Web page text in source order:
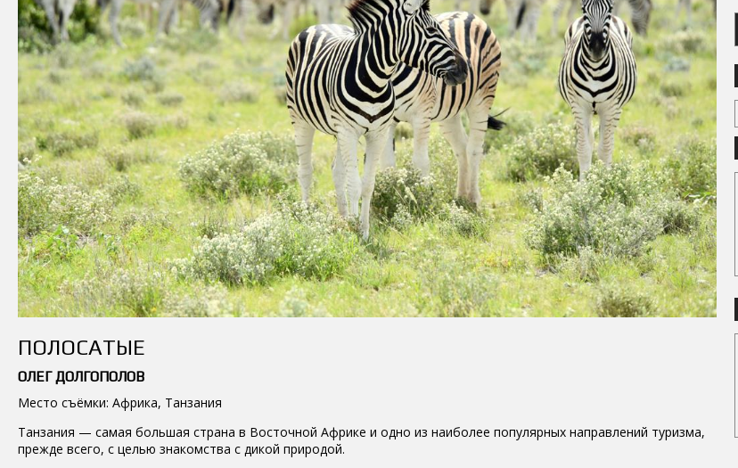
ПОЛОСАТЫЕ
ОЛЕГ ДОЛГОПОЛОВ
Место съёмки: Африка, Танзания
Танзания — самая большая страна в Восточной Африке и одно из наиболее популярных направлений туризма,
прежде всего, с целью знакомства с дикой природой.